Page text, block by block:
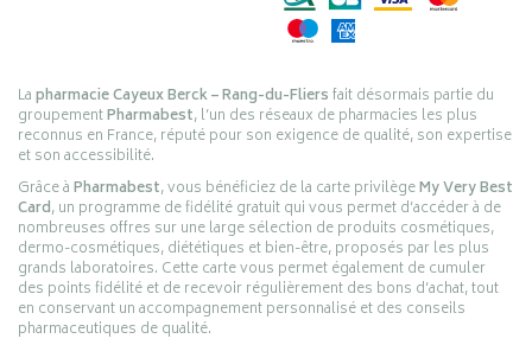
Lapharmacie Cayeux Berck – Rang-du-Fliersfait désormais partie du
groupementPharmabest, l’un des réseaux de pharmacies les plus
reconnus en France, réputé pour son exigence de qualité, son expertise
et son accessibilité.
Grâce àPharmabest, vous bénéficiez de la carte privilègeMy Very Best
Card, un programme de fidélité gratuit qui vous permet d’accéder à de
nombreuses offres sur une large sélection de produits cosmétiques,
dermo-cosmétiques, diététiques et bien-être, proposés par les plus
grands laboratoires. Cette carte vous permet également de cumuler
des points fidélité et de recevoir régulièrement des bons d’achat, tout
en conservant un accompagnement personnalisé et des conseils
pharmaceutiques de qualité.